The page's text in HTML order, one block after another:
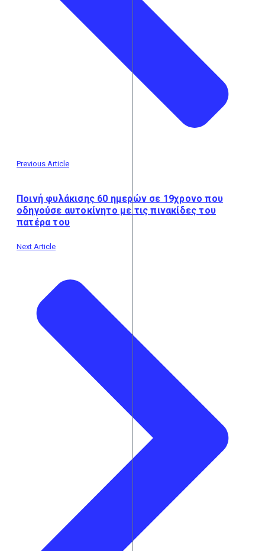
Previous Article
Ποινή φυλάκισης 60 ημερών σε 19χρονο που
οδηγούσε αυτοκίνητο με τις πινακίδες του
πατέρα του
Next Article